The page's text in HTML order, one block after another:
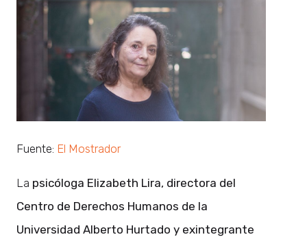
Fuente: El Mostrador
La psicóloga Elizabeth Lira, directora del
Centro de Derechos Humanos de la
Universidad Alberto Hurtado y exintegrante